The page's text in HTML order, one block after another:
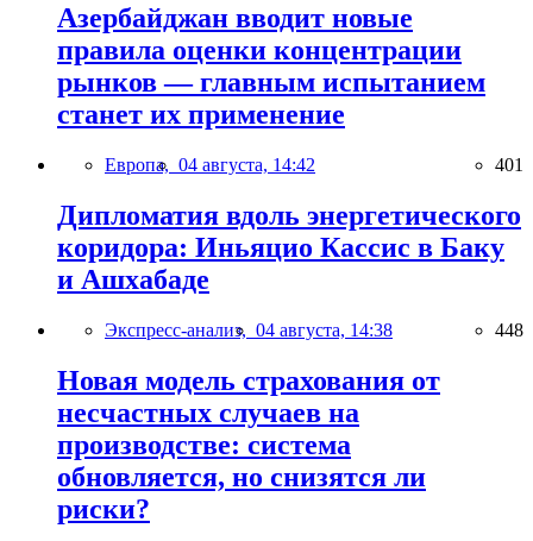
Азербайджан вводит новые
правила оценки концентрации
рынков — главным испытанием
станет их применение
Европа, 04 августа, 14:42 401
Дипломатия вдоль энергетического
коридора: Иньяцио Кассис в Баку
и Ашхабаде
Экспресс-анализ, 04 августа, 14:38 448
Новая модель страхования от
несчастных случаев на
производстве: система
обновляется, но снизятся ли
риски?